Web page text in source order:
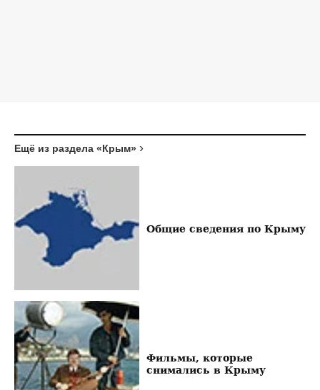
Ещё из раздела «Крым»
Общие сведения по Крыму
Фильмы, которые
снимались в Крыму